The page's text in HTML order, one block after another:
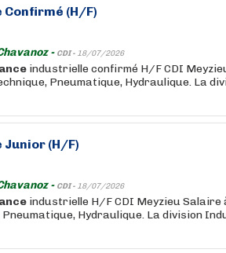
Confirmé (H/F)
- CDI - 18/07/2026
industrielle confirmé H/F CDI
Pneumatique, Hydraulique. La
Junior (H/F)
- CDI - 18/07/2026
industrielle H/F CDI Meyzieu Salaire
Hydraulique. La division